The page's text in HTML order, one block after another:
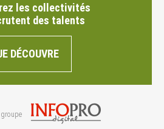
les collectivités
des talents
DÉCOUVRE
groupe